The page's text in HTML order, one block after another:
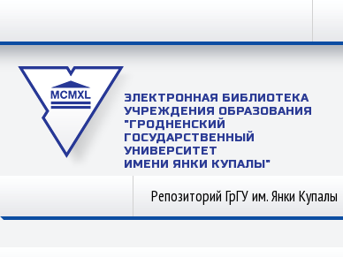
ЭЛЕКТРОННАЯ БИБЛИОТЕКА
УЧРЕЖДЕНИЯ ОБРАЗОВАНИЯ
"ГРОДНЕНСКИЙ
ГОСУДАРСТВЕННЫЙ
УНИВЕРСИТЕТ
ИМЕНИ ЯНКИ КУПАЛЫ"
Репозиторий ГрГУ им. Янки Купалы